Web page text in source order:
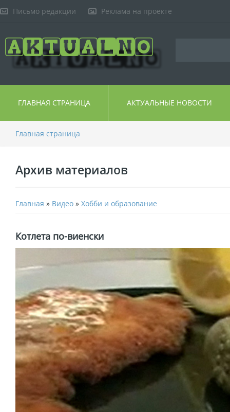
Письмо редакции Реклама на проекте
ГЛАВНАЯ СТРАНИЦА АКТУАЛЬНЫЕ НОВОСТИ
Главная страница
Архив материалов
Главная » Видео » Хобби и образование
Котлета по-виенски